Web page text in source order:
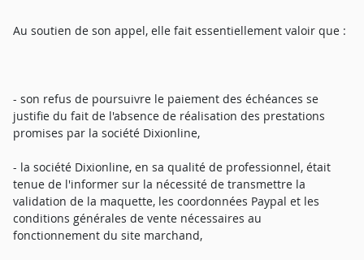
Au soutien de son appel, elle fait essentiellement valoir que :
- son refus de poursuivre le paiement des échéances se
justifie du fait de l'absence de réalisation des prestations
promises par la société Dixionline,
- la société Dixionline, en sa qualité de professionnel, était
tenue de l'informer sur la nécessité de transmettre la
validation de la maquette, les coordonnées Paypal et les
conditions générales de vente nécessaires au
fonctionnement du site marchand,